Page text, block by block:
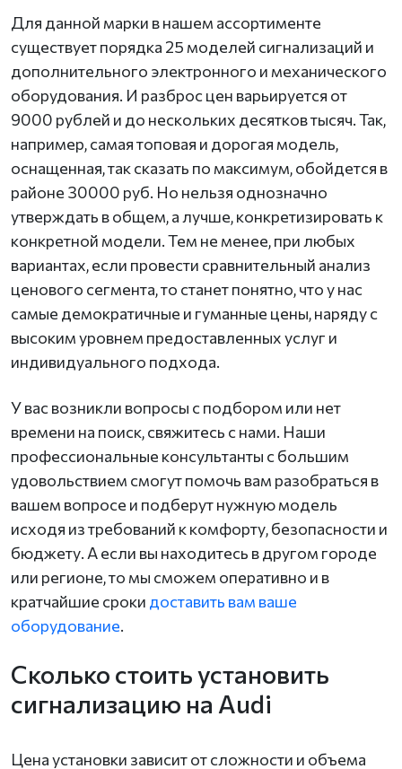
Для данной марки в нашем ассортименте
существует порядка 25 моделей сигнализаций и
дополнительного электронного и механического
оборудования. И разброс цен варьируется от
9000 рублей и до нескольких десятков тысяч. Так,
например, самая топовая и дорогая модель,
оснащенная, так сказать по максимум, обойдется в
районе 30000 руб. Но нельзя однозначно
утверждать в общем, а лучше, конкретизировать к
конкретной модели. Тем не менее, при любых
вариантах, если провести сравнительный анализ
ценового сегмента, то станет понятно, что у нас
самые демократичные и гуманные цены, наряду с
высоким уровнем предоставленных услуг и
индивидуального подхода.
У вас возникли вопросы с подбором или нет
времени на поиск, свяжитесь с нами. Наши
профессиональные консультанты с большим
удовольствием смогут помочь вам разобраться в
вашем вопросе и подберут нужную модель
исходя из требований к комфорту, безопасности и
бюджету. А если вы находитесь в другом городе
или регионе, то мы сможем оперативно и в
кратчайшие сроки доставить вам ваше
оборудование.
Сколько стоить установить
сигнализацию на Audi
Цена установки зависит от сложности и объема